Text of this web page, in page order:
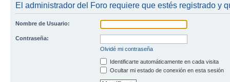
El administrador del Foro requiere que estés registrado y
Nombre de Usuario:
Contraseña:
Olvidé mi contraseña
Identificarte automáticamente en cada visita
Ocultar mi estado de conexión en esta sesión